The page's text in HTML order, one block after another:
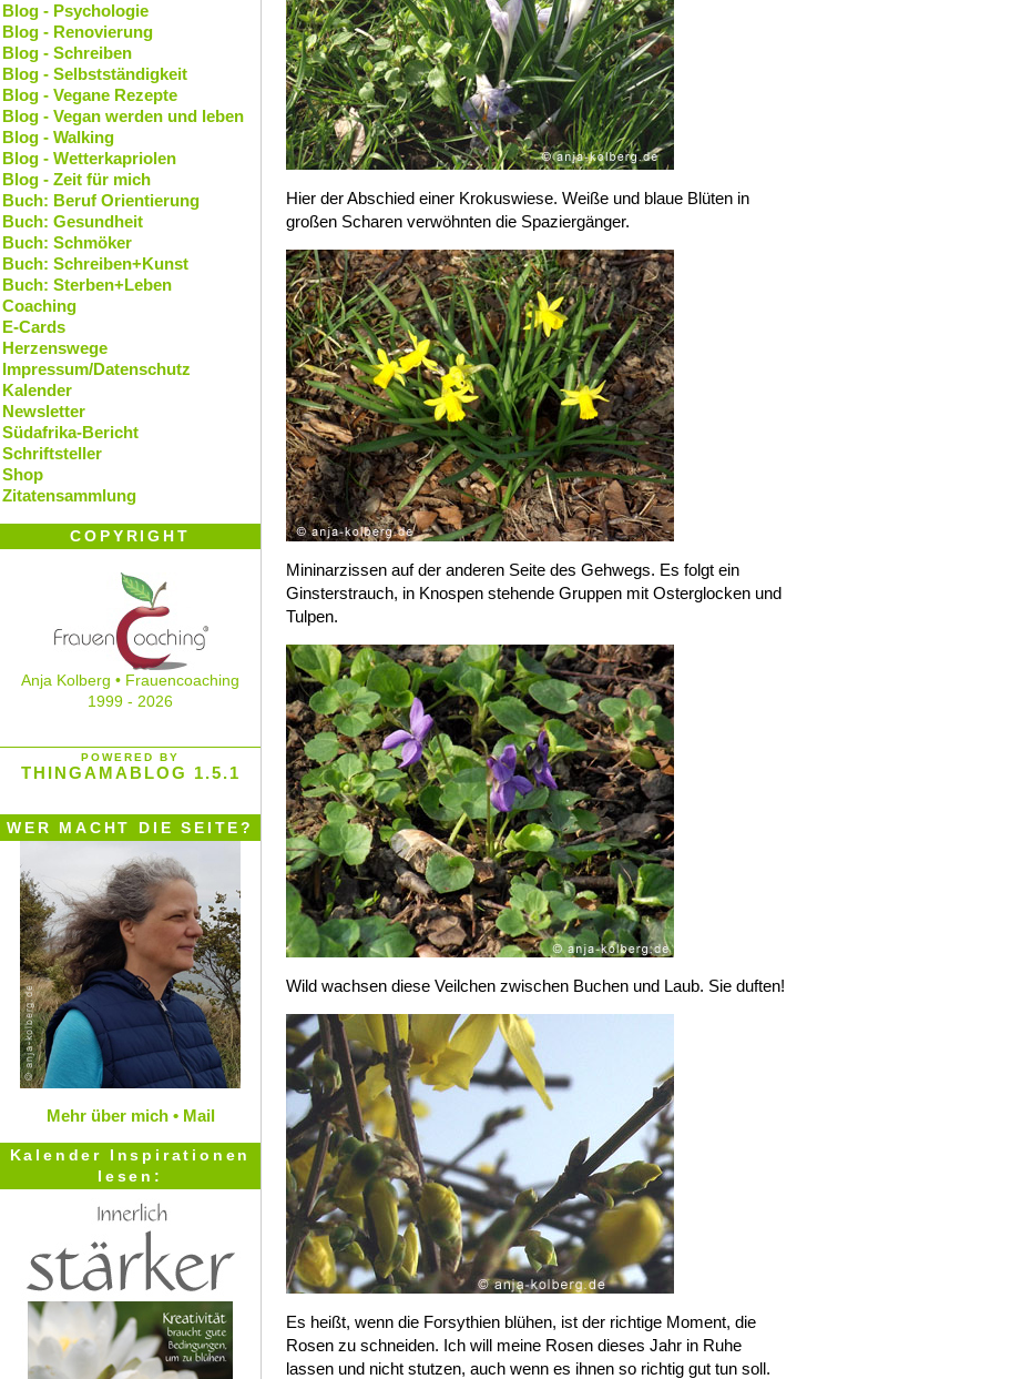
Hier der Abschied einer Krokuswiese. Weiße und blaue Blüten in
großen Scharen verwöhnten die Spaziergänger.
Mininarzissen auf der anderen Seite des Gehwegs. Es folgt ein
Ginsterstrauch, in Knospen stehende Gruppen mit Osterglocken und
Tulpen.
Wild wachsen diese Veilchen zwischen Buchen und Laub. Sie duften!
Es heißt, wenn die Forsythien blühen, ist der richtige Moment, die
Rosen zu schneiden. Ich will meine Rosen dieses Jahr in Ruhe
lassen und nicht stutzen, auch wenn es ihnen so richtig gut tun soll.
Blog - Psychologie
Blog - Renovierung
Blog - Schreiben
Blog - Selbstständigkeit
Blog - Vegane Rezepte
Blog - Vegan werden und leben
Blog - Walking
Blog - Wetterkapriolen
Blog - Zeit für mich
Buch: Beruf Orientierung
Buch: Gesundheit
Buch: Schmöker
Buch: Schreiben+Kunst
Buch: Sterben+Leben
Coaching
E-Cards
Herzenswege
Impressum/Datenschutz
Kalender
Newsletter
Südafrika-Bericht
Schriftsteller
Shop
Zitatensammlung
COPYRIGHT
Anja Kolberg • Frauencoaching
1999 - 2026
POWERED BY
THINGAMABLOG 1.5.1
WER MACHT DIE SEITE?
Mehr über mich • Mail
Kalender Inspirationen
lesen: